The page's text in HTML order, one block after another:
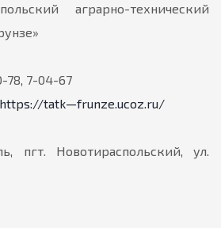
аграрно-технический
78, 7-04-67
https://tatk—frunze.ucoz.ru/
пгт. Новотираспольский, ул.